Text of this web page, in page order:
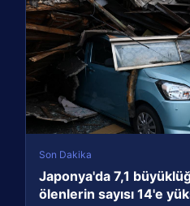
Son Dakika
Japonya'da 7,1
ölenlerin sayısı 14'e